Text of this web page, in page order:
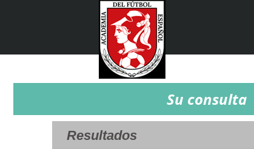
Su consulta